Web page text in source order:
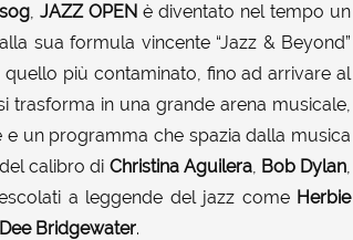
, JAZZ OPEN è diventato nel tempo un
sua formula vincente “Jazz & Beyond”
più contaminato, fino ad arrivare al
trasforma in una grande arena musicale,
un programma che spazia dalla musica
calibro di Christina Aguilera, Bob Dylan,
a leggende del jazz come Herbie
Bridgewater.